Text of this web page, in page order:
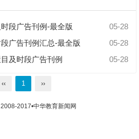
05-28
段广告刊例-最全版
05-28
广告刊例汇总-最全版
05-28
及时段广告刊例
‹‹ 1 ››
2017•中华教育新闻网